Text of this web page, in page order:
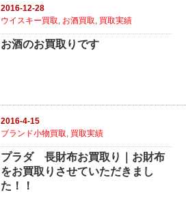
2016-12-28
ウイスキー買取, お酒買取, 買取実績
お酒のお買取りです
2016-4-15
ブランド小物買取, 買取実績
プラダ 長財布お買取り｜お財布
をお買取りさせていただきまし
た！！